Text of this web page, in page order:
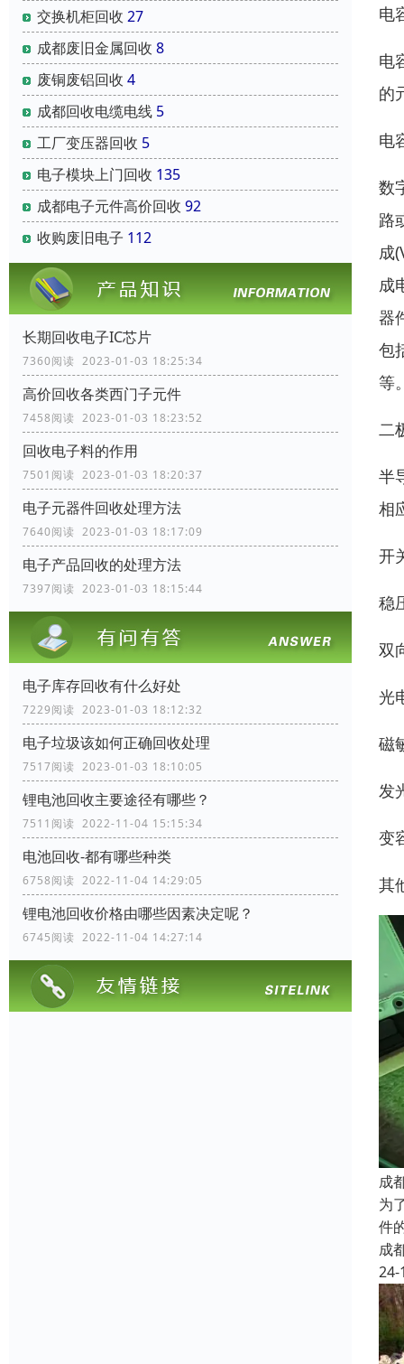
交换机柜回收 27
成都废旧金属回收 8
废铜废铝回收 4
成都回收电缆电线 5
工厂变压器回收 5
电子模块上门回收 135
成都电子元件高价回收 92
收购废旧电子 112
长期回收电子IC芯片
7360阅读 2023-01-03 18:25:34
高价回收各类西门子元件
7458阅读 2023-01-03 18:23:52
回收电子料的作用
7501阅读 2023-01-03 18:20:37
电子元器件回收处理方法
7640阅读 2023-01-03 18:17:09
电子产品回收的处理方法
7397阅读 2023-01-03 18:15:44
电子库存回收有什么好处
7229阅读 2023-01-03 18:12:32
电子垃圾该如何正确回收处理
7517阅读 2023-01-03 18:10:05
锂电池回收主要途径有哪些？
7511阅读 2022-11-04 15:15:34
电池回收-都有哪些种类
6758阅读 2022-11-04 14:29:05
锂电池回收价格由哪些因素决定呢？
6745阅读 2022-11-04 14:27:14
电
电
的
电
数
路
成
成
器
包
等
二
半
相
开
稳
双
光
磁
发
变
其
成
为
件
成
24-